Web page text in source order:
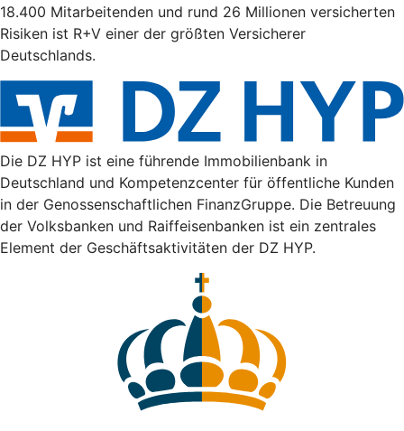
18.400 Mitarbeitenden und rund 26 Millionen versicherten
Risiken ist R+V einer der größten Versicherer
Deutschlands.
Die DZ HYP ist eine führende Immobilienbank in
Deutschland und Kompetenzcenter für öffentliche Kunden
in der Genossenschaftlichen FinanzGruppe. Die Betreuung
der Volksbanken und Raiffeisenbanken ist ein zentrales
Element der Geschäftsaktivitäten der DZ HYP.